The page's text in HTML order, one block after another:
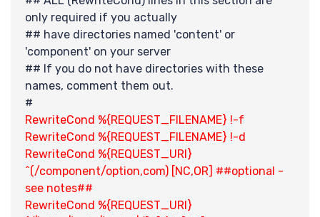
only required if you actually
## have directories named 'content' or
'component' on your server
## If you do not have directories with these
names, comment them out.
#
RewriteCond %{REQUEST_FILENAME} !-f
RewriteCond %{REQUEST_FILENAME} !-d
RewriteCond %{REQUEST_URI}
^(/component/option,com) [NC,OR] ##optional -
see notes##
RewriteCond %{REQUEST_URI}